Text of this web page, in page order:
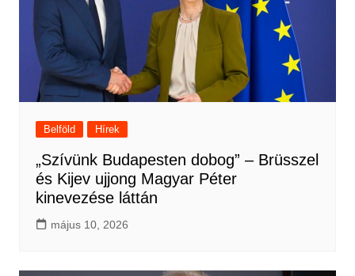
Belföld Hírek
„Szívünk Budapesten dobog” – Brüsszel
és Kijev ujjong Magyar Péter
kinevezése láttán
május 10, 2026